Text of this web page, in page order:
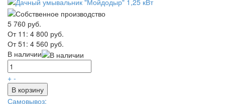
5 760 руб.
От 11: 4 800 руб.
От 51: 4 560 руб.
В наличии
+ -
В корзину
Самовывоз: